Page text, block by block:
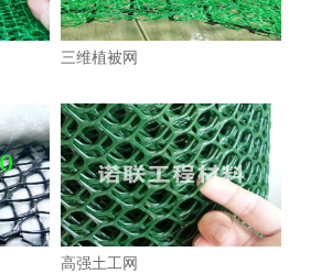
三维植被网
高强土工网